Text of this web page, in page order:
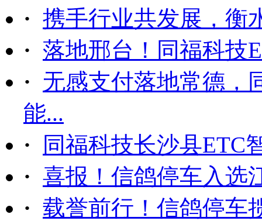
· 携手行业共发展，衡
· 落地邢台！同福科技
· 无感支付落地常德，
能...
·
同福科技长沙县ETC
· 喜报！信鸽停车入选
· 载誉前行！信鸽停车